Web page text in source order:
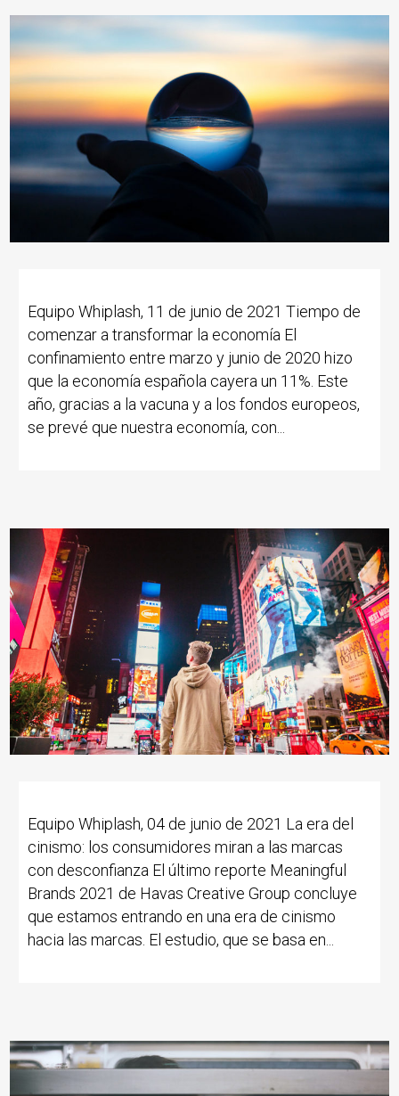
Equipo Whiplash, 11 de junio de 2021 Tiempo de
comenzar a transformar la economía El
confinamiento entre marzo y junio de 2020 hizo
que la economía española cayera un 11%. Este
año, gracias a la vacuna y a los fondos europeos,
se prevé que nuestra economía, con...
Equipo Whiplash, 04 de junio de 2021 La era del
cinismo: los consumidores miran a las marcas
con desconfianza El último reporte Meaningful
Brands 2021 de Havas Creative Group concluye
que estamos entrando en una era de cinismo
hacia las marcas. El estudio, que se basa en...